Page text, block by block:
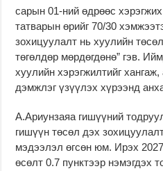
сарын 01-ний өдрөөс
татварын өрийг 70/30
зохицуулалт нь хуулийн
төгөлдөр мөрдөгдөнө” гэв.
хуулийн хэрэгжилтийг
дэмжлэг үзүүлэх хүрээнд
А.Ариунзаяа гишүүний
гишүүн төсөл дэх
мэдээлэл өгсөн юм. Ирэх
өсөлт 0.7 пунктээр нэмэгдэх